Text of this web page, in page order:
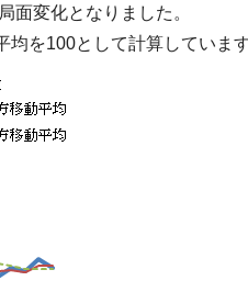
面変化となりました。
を100として計算しています